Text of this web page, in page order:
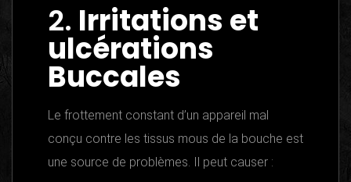
2. Irritations et
ulcérations
Buccales
Le frottement constant d’un appareil mal
conçu contre les tissus mous de la bouche est
une source de problèmes. Il peut causer :